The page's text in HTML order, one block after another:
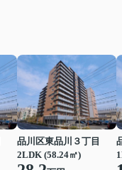
品川区東品川３丁目
2LDK (58.24㎡)